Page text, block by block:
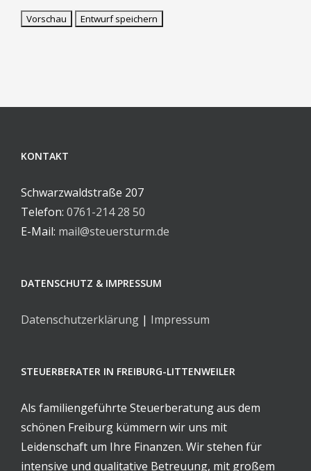
KONTAKT
Schwarzwaldstraße 207
Telefon: 0761-214 28 50
E-Mail: mail@steuersturm.de
DATENSCHUTZ & IMPRESSUM
Datenschutzerklärung | Impressum
STEUERBERATER IN FREIBURG-LITTENWEILER
Als familiengeführte Steuerberatung aus dem
schönen Freiburg kümmern wir uns mit
Leidenschaft um Ihre Finanzen. Wir stehen für
intensive und qualitative Betreuung, mit großem